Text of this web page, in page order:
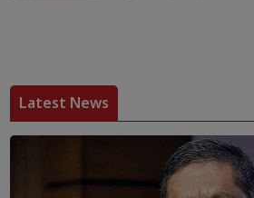
Latest News